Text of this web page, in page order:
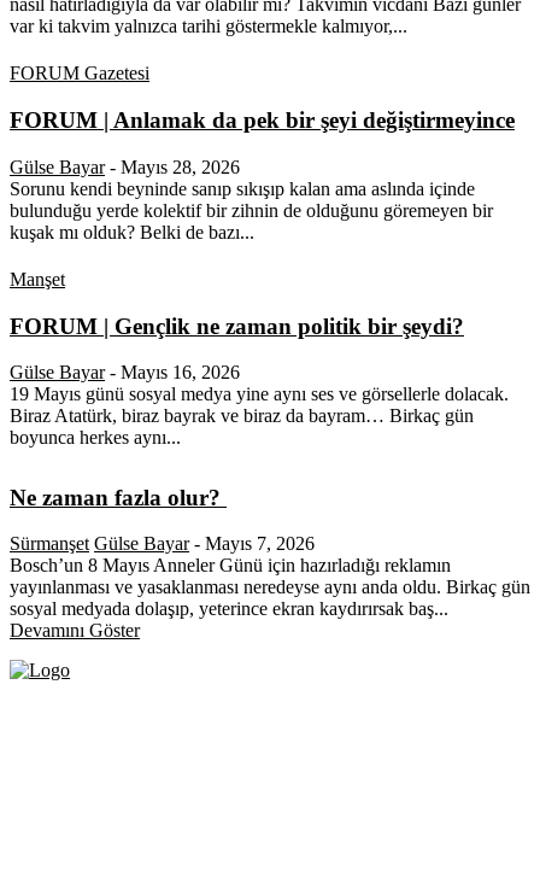
nasıl hatırladığıyla da var olabilir mi? Takvimin vicdanı Bazı günler
var ki takvim yalnızca tarihi göstermekle kalmıyor,...
FORUM Gazetesi
FORUM | Anlamak da pek bir şeyi değiştirmeyince
Gülse Bayar - Mayıs 28, 2026
Sorunu kendi beyninde sanıp sıkışıp kalan ama aslında içinde
bulunduğu yerde kolektif bir zihnin de olduğunu göremeyen bir
kuşak mı olduk? Belki de bazı...
Manşet
FORUM | Gençlik ne zaman politik bir şeydi?
Gülse Bayar - Mayıs 16, 2026
19 Mayıs günü sosyal medya yine aynı ses ve görsellerle dolacak.
Biraz Atatürk, biraz bayrak ve biraz da bayram… Birkaç gün
boyunca herkes aynı...
Ne zaman fazla olur?
Sürmanşet Gülse Bayar - Mayıs 7, 2026
Bosch’un 8 Mayıs Anneler Günü için hazırladığı reklamın
yayınlanması ve yasaklanması neredeyse aynı anda oldu. Birkaç gün
sosyal medyada dolaşıp, yeterince ekran kaydırırsak baş...
Devamını Göster